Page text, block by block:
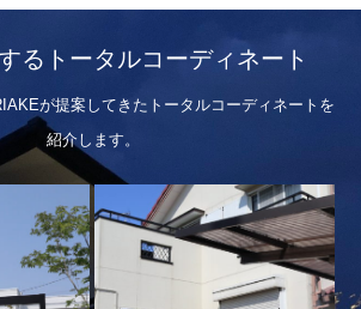
るトータルコーディネート
が提案してきたトータルコーディネートを
紹介します。